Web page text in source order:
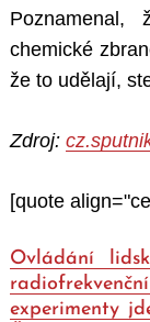
Poznamenal,
chemické
že to udělají,
Zdroj:
[quote
Ovládání
experimenty